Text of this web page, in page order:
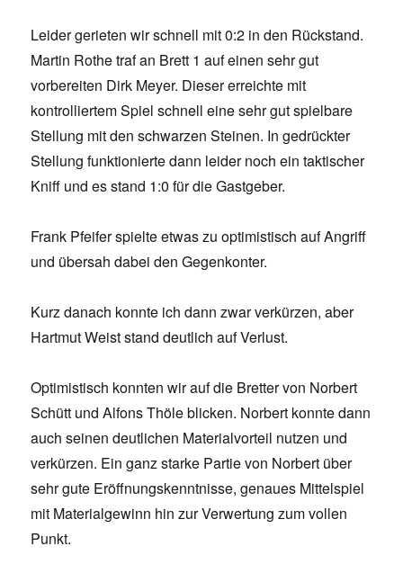
Leider gerieten wir schnell mit 0:2 in den Rückstand.
Martin Rothe traf an Brett 1 auf einen sehr gut
vorbereiten Dirk Meyer. Dieser erreichte mit
kontrolliertem Spiel schnell eine sehr gut spielbare
Stellung mit den schwarzen Steinen. In gedrückter
Stellung funktionierte dann leider noch ein taktischer
Kniff und es stand 1:0 für die Gastgeber.
Frank Pfeifer spielte etwas zu optimistisch auf Angriff
und übersah dabei den Gegenkonter.
Kurz danach konnte ich dann zwar verkürzen, aber
Hartmut Weist stand deutlich auf Verlust.
Optimistisch konnten wir auf die Bretter von Norbert
Schütt und Alfons Thöle blicken. Norbert konnte dann
auch seinen deutlichen Materialvorteil nutzen und
verkürzen. Ein ganz starke Partie von Norbert über
sehr gute Eröffnungskenntnisse, genaues Mittelspiel
mit Materialgewinn hin zur Verwertung zum vollen
Punkt.